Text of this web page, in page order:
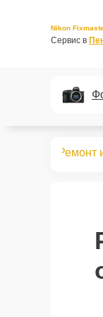
Nikon
Сервис в
Ремонт